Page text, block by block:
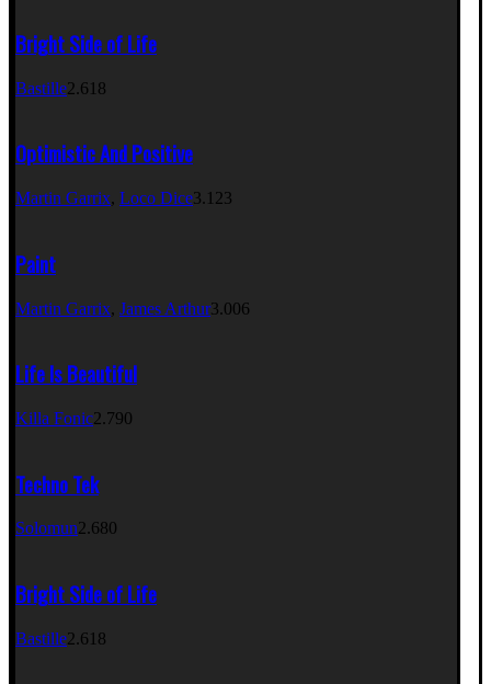
Bright Side of Life
Bastille2.618
Optimistic And Positive
Martin Garrix, Loco Dice3.123
Paint
Martin Garrix, James Arthur3.006
Life Is Beautiful
Killa Fonic2.790
Techno Tek
Solomun2.680
Bright Side of Life
Bastille2.618